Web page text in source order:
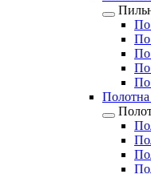
По
По
По
По
Полотна